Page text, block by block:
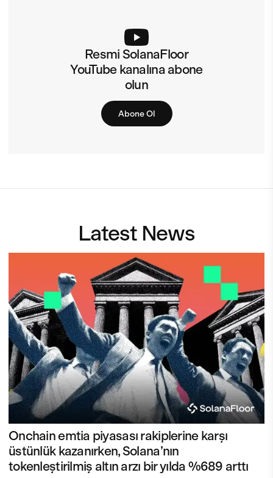
Resmi SolanaFloor
YouTube kanalına abone
olun
Abone Ol
Latest News
Onchain emtia piyasası rakiplerine karşı
üstünlük kazanırken, Solana’nın
tokenleştirilmiş altın arzı bir yılda %689 arttı